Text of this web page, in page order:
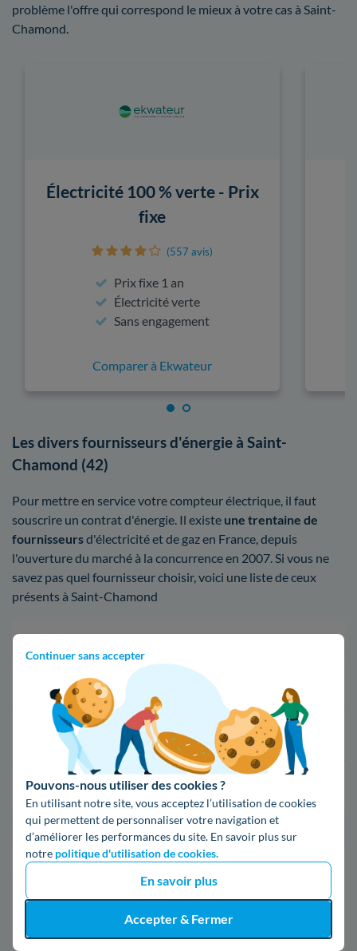
Continuer sans accepter
Pouvons-nous utiliser des cookies ?
En utilisant notre site, vous acceptez l’utilisation de cookies
qui permettent de personnaliser votre navigation et
d’améliorer les performances du site. En savoir plus sur
notre politique d'utilisation de cookies.
En savoir plus
Accepter & Fermer
problème l'offre qui correspond le mieux à votre cas à Saint-
Chamond.
Électricité 100 % verte - Prix
fixe
(557 avis)
Prix fixe 1 an
Électricité verte
Sans engagement
Comparer à Ekwateur
Les divers fournisseurs d'énergie à Saint-
Chamond (42)
Pour mettre en service votre compteur électrique, il faut
souscrire un contrat d'énergie. Il existe une trentaine de
fournisseursd'électricité et de gaz en France, depuis
l'ouverture du marché à la concurrence en 2007. Si vous ne
savez pas quel fournisseur choisir, voici une liste de ceux
présents à Saint-Chamond
Fournisseur Prix du kWh*
16,400000000000002 c€/kWh
*Prix TTC pour un forfait base d’une puissance de 6 kVA
Infos / souscriptions
(appel non surtaxé)
09 78 46 71 74